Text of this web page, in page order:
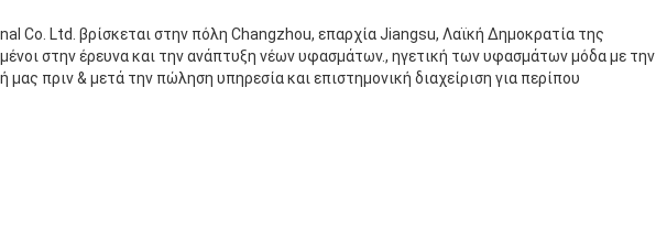
Co. Ltd. βρίσκεται στην πόλη Changzhou, επαρχία Jiangsu, Λαϊκή Δημοκρατία της
στην έρευνα και την ανάπτυξη νέων υφασμάτων., ηγετική των υφασμάτων μόδα με την
μας πριν & μετά την πώληση υπηρεσία και επιστημονική διαχείριση για περίπου